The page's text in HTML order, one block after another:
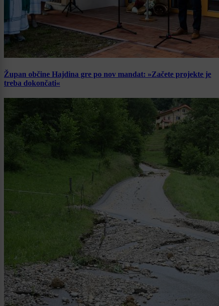
Župan občine Hajdina gre po nov mandat: »Začete projekte je
treba dokončati«